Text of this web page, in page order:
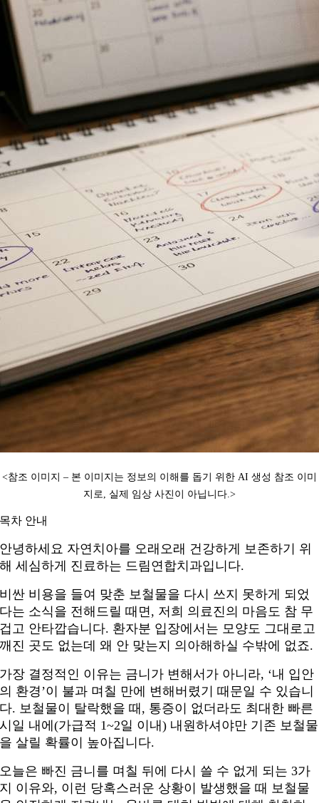
<참조 이미지 – 본 이미지는 정보의 이해를 돕기 위한 AI 생성 참조 이미
지로, 실제 임상 사진이 아닙니다.>
목차 안내
안녕하세요 자연치아를 오래오래 건강하게 보존하기 위
해 세심하게 진료하는 드림연합치과입니다.
비싼 비용을 들여 맞춘 보철물을 다시 쓰지 못하게 되었
다는 소식을 전해드릴 때면, 저희 의료진의 마음도 참 무
겁고 안타깝습니다. 환자분 입장에서는 모양도 그대로고
깨진 곳도 없는데 왜 안 맞는지 의아해하실 수밖에 없죠.
가장 결정적인 이유는 금니가 변해서가 아니라, ‘내 입안
의 환경’이 불과 며칠 만에 변해버렸기 때문일 수 있습니
다. 보철물이 탈락했을 때, 통증이 없더라도 최대한 빠른
시일 내에(가급적 1~2일 이내) 내원하셔야만 기존 보철물
을 살릴 확률이 높아집니다.
오늘은 빠진 금니를 며칠 뒤에 다시 쓸 수 없게 되는 3가
지 이유와, 이런 당혹스러운 상황이 발생했을 때 보철물